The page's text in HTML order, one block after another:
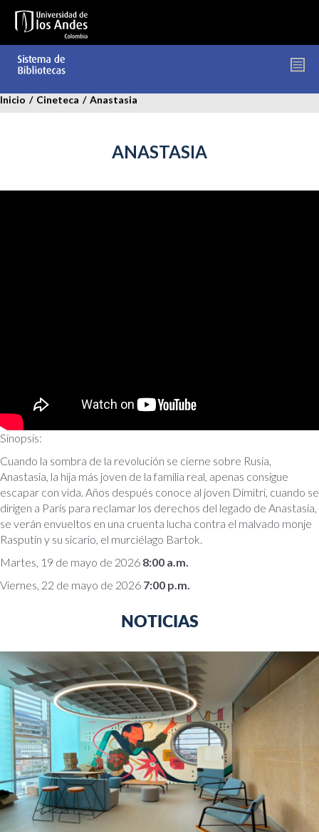
contenido
Inicio / Cineteca / Anastasia
ANASTASIA
Sinopsis:
Cuando la sombra de la revolución se cierne sobre Rusia,
Anastasia, la hija más joven de la familia real, apenas consigue
escapar con vida. Años después conoce al joven Dimitri, cuando se
dirigen a París para reclamar los derechos del legado de Anastasia,
se verán envueltos en una cruenta lucha contra el malvado monje
Rasputín y su sicario, el murciélago Bartok.
Martes, 19 de mayo de 2026 8:00 a.m.
Viernes, 22 de mayo de 2026 7:00 p.m.
NOTICIAS